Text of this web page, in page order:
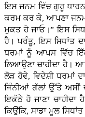
ਇਸ ਜਨਮ ਵਿੱਚ ਗੁਰੂ
ਕਰਮ ਕਰ ਕੇ, ਆਪਣਾ
ਮੁਕਤ ਹੋ ਜਾਓ।” ਇਸ
ਹੈ। ਪਰੰਤੂ, ਇਸ ਸਿਧਾਂਤ
ਧਰਮਾਂ ਨੂੰ ਆਪਸ ਵਿੱਚ
ਲਿਆਉਣਾ ਚਾਹੀਦਾ ਹੈ।
ਲੋੜ ਹੋਵੇ, ਵਿਦੇਸ਼ੀ ਧਰਮਾਂ
ਜਿੰਨੀਆਂ ਗੱਲਾਂ ਉੱਤੇ ਅਸੀਂ
ਇਕੱਠੇ ਹੋ ਜਾਣਾ ਚਾਹੀਦਾ
ਕਿਉਂਕਿ, ਸਾਡਾ ਮੂਲ